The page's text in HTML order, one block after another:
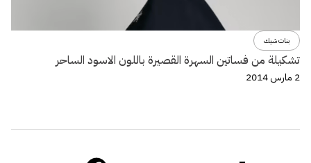
بنات شيك
تشكيلة من فساتين السهرة القصيرة باللون الاسود الساحر
2 مارس 2014